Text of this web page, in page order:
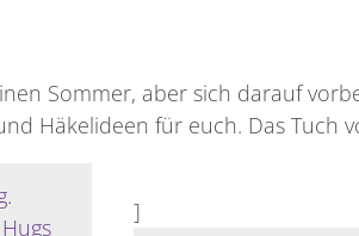
Sommer, aber sich darauf
Häkelideen für euch. Das Tuch
]